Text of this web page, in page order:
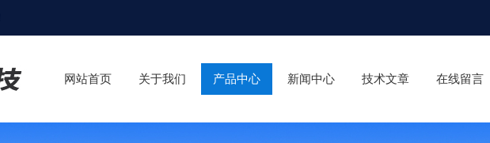
网站首页 关于我们 产品中心 新闻中心 技术文章 在线留言